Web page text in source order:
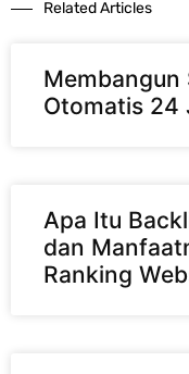
Related Articles​
Membangun
Otomatis 24
Apa Itu
dan
Ranking